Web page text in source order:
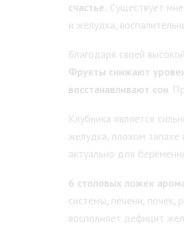
счастье. Существует
и желудка,
Благодаря своей
Фрукты снижают
восстанавливают сон.
Клубника является
желудка, плохом запахе
актуально для
6 столовых ложек
системы, печени, почек,
восполняет дефицит